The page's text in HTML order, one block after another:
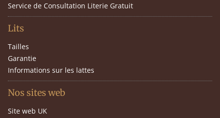
Service de Consultation Literie Gratuit
Lits
Tailles
Garantie
Informations sur les lattes
Nos sites web
Site web UK